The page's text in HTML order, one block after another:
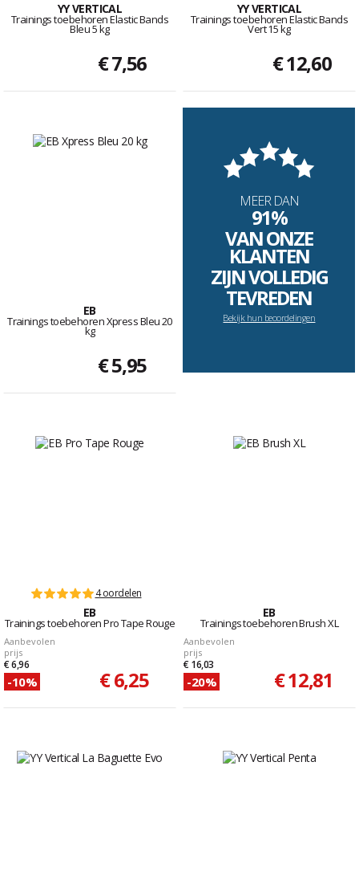
YY VERTICAL
Trainings toebehoren Elastic Bands
Bleu 5 kg
€ 7,56
YY VERTICAL
Trainings toebehoren Elastic Bands
Vert 15 kg
€ 12,60
EB
Trainings toebehoren Xpress Bleu 20
kg
€ 5,95
MEER DAN
91%
VAN ONZE
KLANTEN
ZIJN VOLLEDIG
TEVREDEN
Bekijk hun beoordelingen
4 oordelen
EB
Trainings toebehoren Pro Tape Rouge
Aanbevolen
prijs
€ 6,96
-10% € 6,25
EB
Trainings toebehoren Brush XL
Aanbevolen
prijs
€ 16,03
-20% € 12,81